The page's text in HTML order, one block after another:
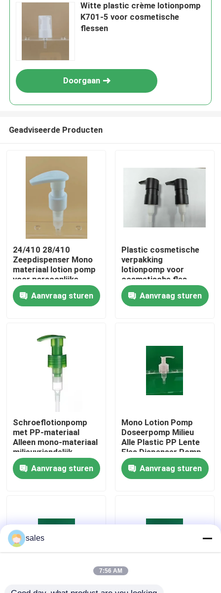
Thuis
Producten
Over ons
Fabriekstocht
Kwaliteitscontrole
Neem contact met ons op
Gevallen
De spuitbus van de trekkerpomp
Witte plastic crème lotionpomp
K701-5 voor cosmetische
flessen
Doorgaan
Geadviseerde Producten
24/410 28/410
Zeepdispenser Mono
materiaal lotion pomp
voor persoonlijke
verzorging
Aanvraag sturen
Plastic cosmetische
verpakking
lotionpomp voor
cosmetische fles
Aanvraag sturen
Schroeflotionpomp
met PP-materiaal
Alleen mono-materiaal
milieuvriendelijk
Aanvraag sturen
Mono Lotion Pomp
Doseerpomp Milieu
Alle Plastic PP Lente
Fles Dispenser Pomp
Aanvraag sturen
sales
7:56 AM